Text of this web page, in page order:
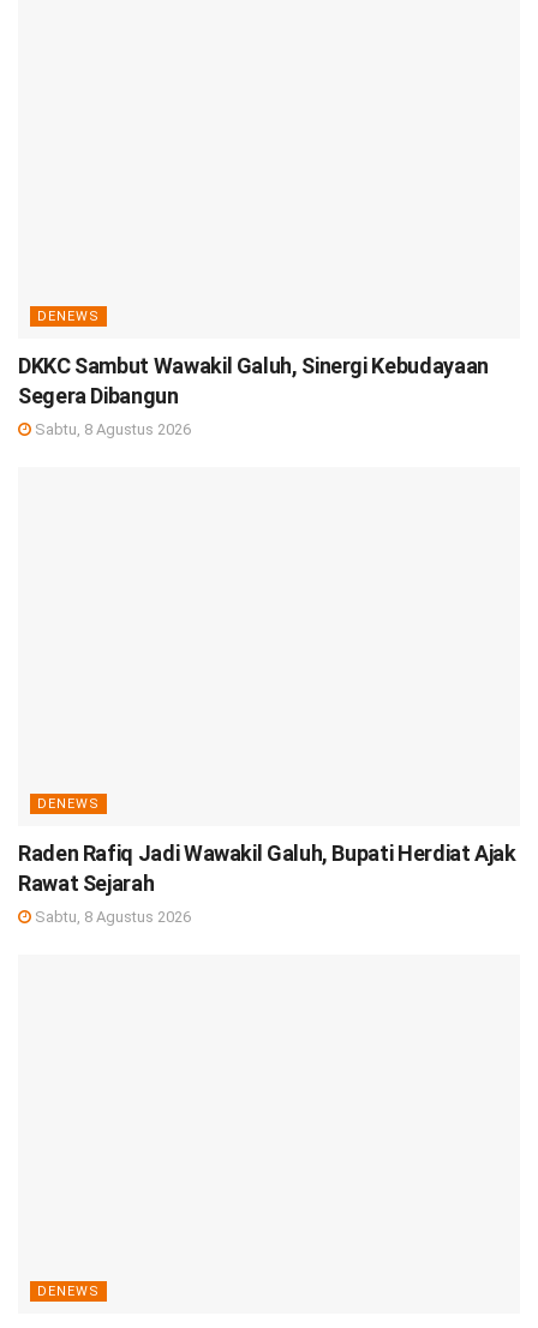
DENEWS
DKKC Sambut Wawakil Galuh, Sinergi Kebudayaan
Segera Dibangun
Sabtu, 8 Agustus 2026
DENEWS
Raden Rafiq Jadi Wawakil Galuh, Bupati Herdiat Ajak
Rawat Sejarah
Sabtu, 8 Agustus 2026
DENEWS